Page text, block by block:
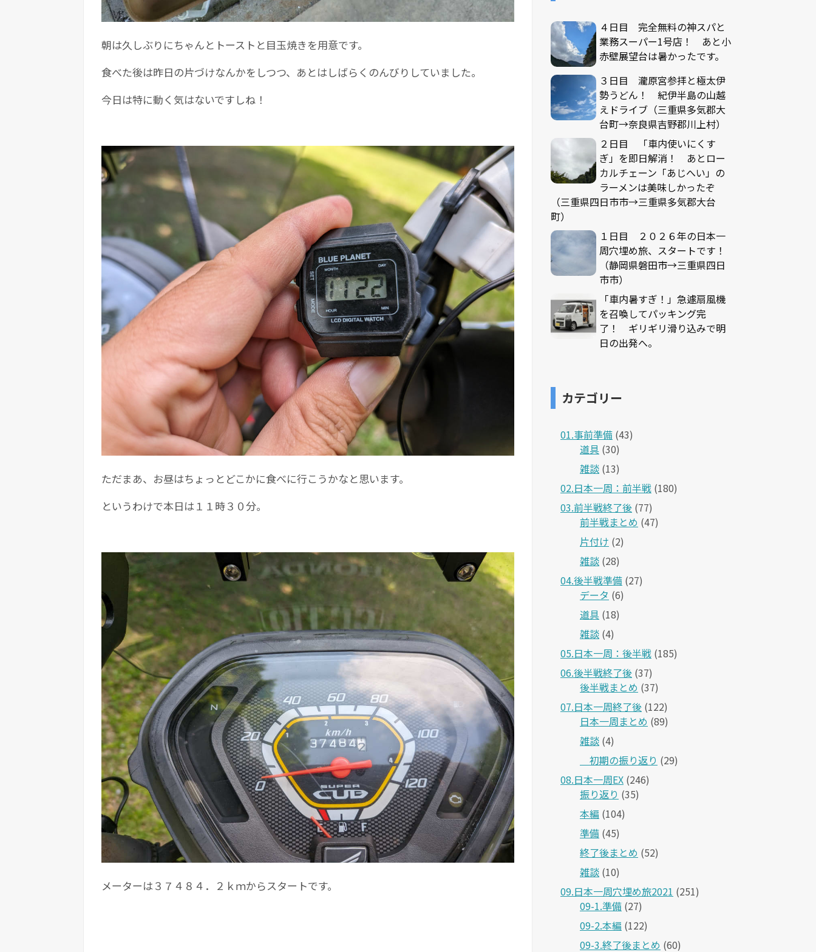
朝は久しぶりにちゃんとトーストと目玉焼きを用意です。
食べた後は昨日の片づけなんかをしつつ、あとはしばらくのんびりしていました。
今日は特に動く気はないですしね！
ただまあ、お昼はちょっとどこかに食べに行こうかなと思います。
というわけで本日は１１時３０分。
メーターは３７４８４．２ｋｍからスタートです。
４日目 完全無料の神スパと
業務スーパー1号店！ あと小
赤壁展望台は暑かったです。
３日目 瀧原宮参拝と極太伊
勢うどん！ 紀伊半島の山越
えドライブ（三重県多気郡大
台町→奈良県吉野郡川上村）
２日目 「車内使いにくす
ぎ」を即日解消！ あとロー
カルチェーン「あじへい」の
ラーメンは美味しかったぞ
（三重県四日市市→三重県多気郡大台
町）
１日目 ２０２６年の日本一
周穴埋め旅、スタートです！
（静岡県磐田市→三重県四日
市市）
「車内暑すぎ！」急遽扇風機
を召喚してパッキング完
了！ ギリギリ滑り込みで明
日の出発へ。
カテゴリー
01.事前準備 (43)
道具 (30)
雑談 (13)
02.日本一周：前半戦 (180)
03.前半戦終了後 (77)
前半戦まとめ (47)
片付け (2)
雑談 (28)
04.後半戦準備 (27)
データ (6)
道具 (18)
雑談 (4)
05.日本一周：後半戦 (185)
06.後半戦終了後 (37)
後半戦まとめ (37)
07.日本一周終了後 (122)
日本一周まとめ (89)
雑談 (4)
＿初期の振り返り (29)
08.日本一周EX (246)
振り返り (35)
本編 (104)
準備 (45)
終了後まとめ (52)
雑談 (10)
09.日本一周穴埋め旅2021 (251)
09-1.準備 (27)
09-2.本編 (122)
09-3.終了後まとめ (60)